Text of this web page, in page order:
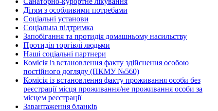
Дітям з особливими потребами
Соціальні установи
Соціальна підтримка
Запобігання та протидія домашньому насильству
Протидія торгівлі людьми
Наші соціальні партнери
Комісія із встановлення факту здійснення особою
постійного догляду (ПКМУ №560)
Комісія із встановлення факту проживання особи без
реєстрації місця проживання/не проживання особи за
місцем реєстрації
Завантаження бланків